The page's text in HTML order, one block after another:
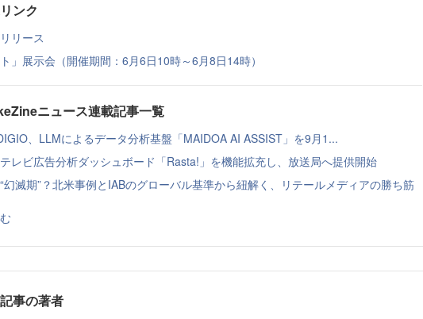
ンク
リース
ト」展示会（開催期間：6月6日10時～6月8日14時）
ニュース連載記事一覧
、LLMによるデータ分析基盤「MAIDOA AI ASSIST」を9月1...
レビ広告分析ダッシュボード「Rasta!」を機能拡充し、放送局へ提供開始
幻滅期”？北米事例とIABのグローバル基準から紐解く、リテールメディアの勝ち筋
事の著者